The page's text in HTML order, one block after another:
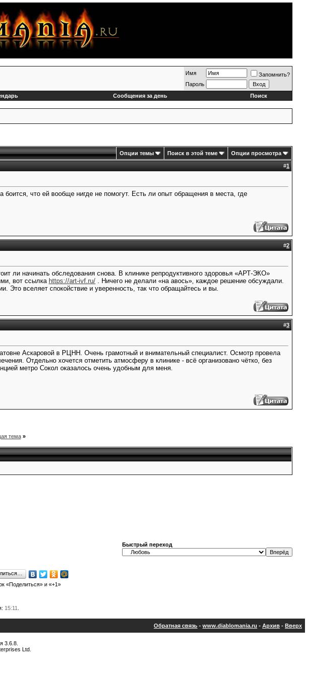
Имя
Запомнить?
Пароль
Сообщения за день Поиск
Опции темы Поиск в этой теме Опции просмотра
#1
боится, что ей вообще нигде не помогут. Есть ли опыт обращения в места, где
#2
ли начинать обследования снова. В клинике репродуктивного здоровья «АРТ-ЭКО»
вот ссылка https://art-ivf.ru/ . Ничего не делали «на авось», каждое решение обсуждали.
вселяет спокойствие и уверенность, так что обращайтесь и вы.
#3
Аскаровой в РЦНН. Очень грамотный и внимательный специалист. Осмотр провела
Отдельно хочется отметить атмосферу в клинике - всё организовано чётко, без
метро Сокол оказалось очень удобным для меня.
тема »
Быстрый переход
«Поделиться» и «+1»
15:11
Обратная связь - www.diablomania.ru - Архив - Вверх
3.6.8.
Ltd.